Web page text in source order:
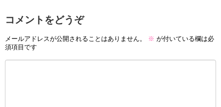
コメントをどうぞ
メールアドレスが公開されることはありません。 ※ が付いている欄は必
須項目です